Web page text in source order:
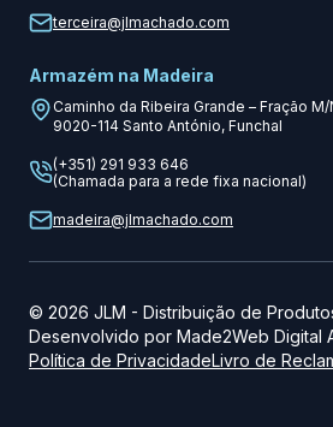
terceira@jlmachado.com
Armazém na Madeira
Caminho da Ribeira Grande – Fração M/
9020-114 Santo António, Funchal
(+351) 291 933 646
(Chamada para a rede fixa nacional)
madeira@jlmachado.com
© 2026 JLM - Distribuição de
Desenvolvido por Made2Web Digital
Política de PrivacidadeLivro de